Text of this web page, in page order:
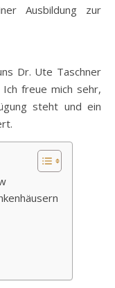
Ausbildung zur
Dr. Ute Taschner
freue mich sehr,
steht und ein